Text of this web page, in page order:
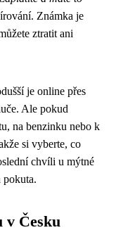
Známka je
ztratit ani
je online přes
Ale pokud
na benzinku nebo k
si vyberte, co
chvíli u mýtné
pokuta.
v Česku